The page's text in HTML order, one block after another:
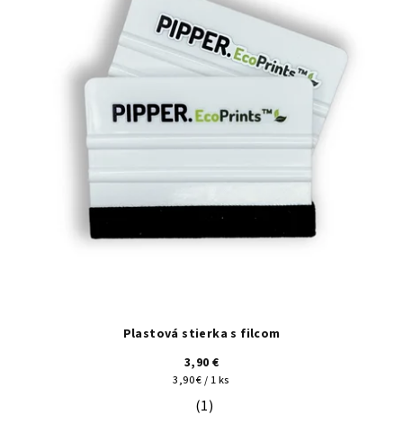
Plastová stierka s filcom
3,90 €
Jednotková
cena:
3,90 € / 1 ks
Priemerné hodnotenie produktu
(1)